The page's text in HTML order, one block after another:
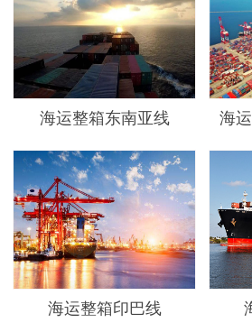
海运整箱东南亚线 海
海运整箱印巴线